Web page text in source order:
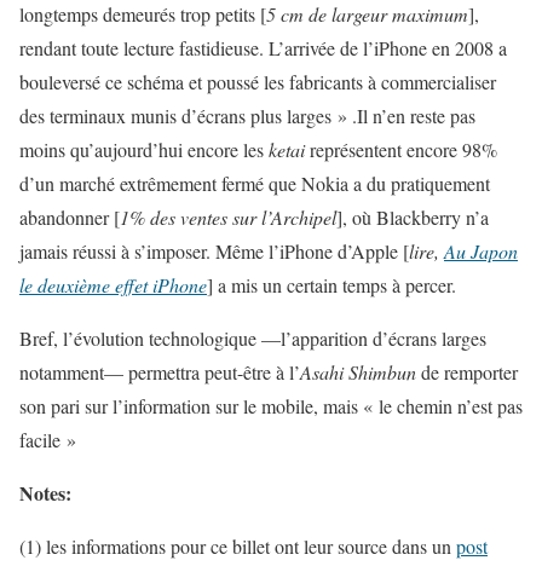
longtemps demeurés trop petits [5 cm de largeur maximum],
rendant toute lecture fastidieuse. L’arrivée de l’iPhone en 2008 a
bouleversé ce schéma et poussé les fabricants à commercialiser
des terminaux munis d’écrans plus larges » .Il n’en reste pas
moins qu’aujourd’hui encore lesketaireprésentent encore 98%
d’un marché extrêmement fermé que Nokia a du pratiquement
abandonner [1% des ventes sur l’Archipel], où Blackberry n’a
jamais réussi à s’imposer. Même l’iPhone d’Apple [lire,Au Japon
le deuxième effet iPhone] a mis un certain temps à percer.
Bref, l’évolution technologique —l’apparition d’écrans larges
notamment— permettra peut-être à l’Asahi Shimbunde remporter
son pari sur l’information sur le mobile, mais « le chemin n’est pas
facile »
Notes:
(1) les informations pour ce billet ont leur source dans unpost